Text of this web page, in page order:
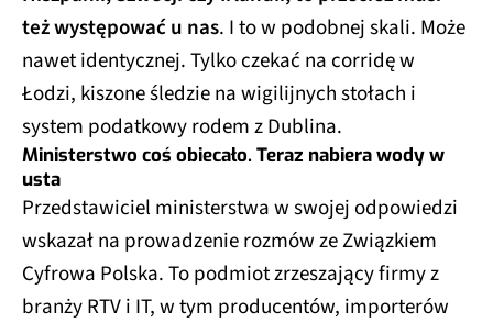
też występować u nas. I to w podobnej skali. Może
nawet identycznej. Tylko czekać na corridę w
Łodzi, kiszone śledzie na wigilijnych stołach i
system podatkowy rodem z Dublina.
Ministerstwo coś obiecało. Teraz nabiera wody w
usta
Przedstawiciel ministerstwa w swojej odpowiedzi
wskazał na prowadzenie rozmów ze Związkiem
Cyfrowa Polska. To podmiot zrzeszający firmy z
branży RTV i IT, w tym producentów, importerów